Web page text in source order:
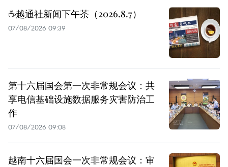
☕️越通社新闻下午茶（2026.8.7）
07/08/2026 09:39
第十六届国会第一次非常规会议：共
享电信基础设施数据服务灾害防治工
作
07/08/2026 09:08
越南十六届国会一次非常规会议：审